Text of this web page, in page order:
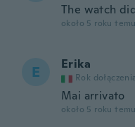
The watch
około 5 roku temu
E Erika
Rok
Mai arrivato
około 5 roku temu